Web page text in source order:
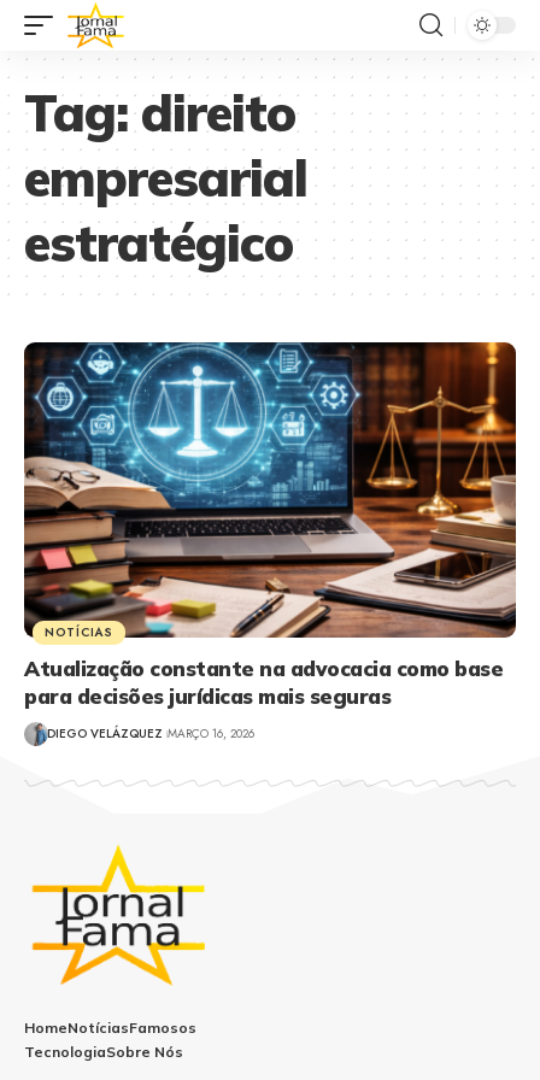
Tag:direito
empresarial
estratégico
NOTÍCIAS
Atualização constante na advocacia como base
para decisões jurídicas mais seguras
DIEGO VELÁZQUEZ MARÇO 16, 2026
HomeNotíciasFamosos
TecnologiaSobre Nós